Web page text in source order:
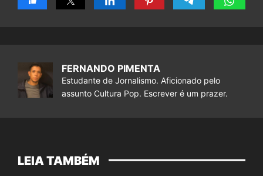
FERNANDO PIMENTA
Estudante de Jornalismo. Aficionado pelo
assunto Cultura Pop. Escrever é um prazer.
LEIA TAMBÉM